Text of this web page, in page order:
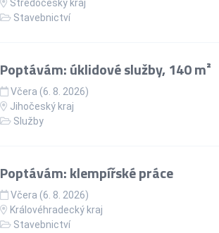
Středočeský kraj
Stavebnictví
Poptávám: úklidové služby, 140 m²
Včera (6. 8. 2026)
Jihočeský kraj
Služby
Poptávám: klempířské práce
Včera (6. 8. 2026)
Královéhradecký kraj
Stavebnictví